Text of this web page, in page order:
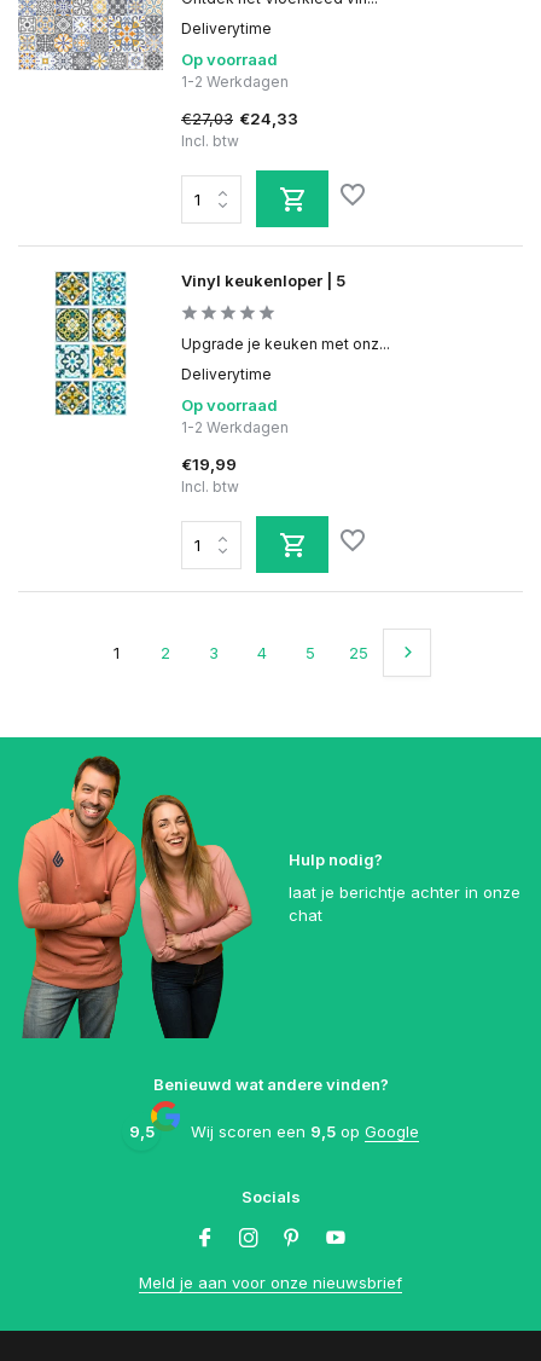
Deliverytime
Op voorraad
1-2 Werkdagen
€27,03 €24,33
Incl. btw
Vinyl keukenloper | 5
Upgrade je keuken met onz...
Deliverytime
Op voorraad
1-2 Werkdagen
€19,99
Incl. btw
1 2 3 4 5 25
Hulp nodig?
laat je berichtje achter in onze
chat
Benieuwd wat andere vinden?
9,5 Wij scoren een 9,5 op Google
Socials
Meld je aan voor onze nieuwsbrief